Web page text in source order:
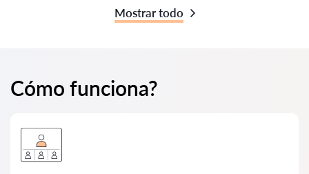
Mostrar todo
Cómo funciona?